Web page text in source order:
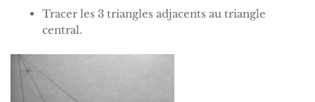
Tracer les 3 triangles adjacents au triangle
central.